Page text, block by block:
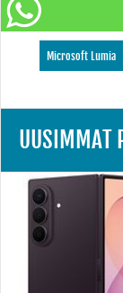
Microsoft Lumia
UUSIMMAT